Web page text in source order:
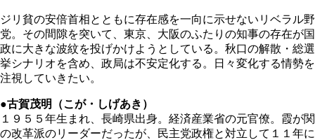
ジリ貧の安倍首相とともに存在感を一向に示せないリベラル野
党。その間隙を突いて、東京、大阪のふたりの知事の存在が国
政に大きな波紋を投げかけようとしている。秋口の解散・総選
挙シナリオを含め、政局は不安定化する。日々変化する情勢を
注視していきたい。
●古賀茂明（こが・しげあき）
１９５５年生まれ、長崎県出身。経済産業省の元官僚。霞が関
の改革派のリーダーだったが、民主党政権と対立して１１年に